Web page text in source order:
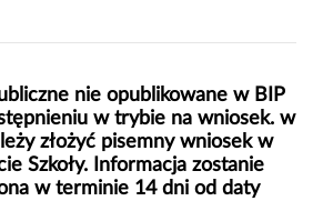
nie opublikowane w BIP
w trybie na wniosek. w
złożyć pisemny wniosek w
Szkoły. Informacja zostanie
w terminie 14 dni od daty